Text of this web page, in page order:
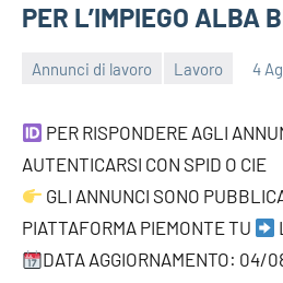
PER L’IMPIEGO ALBA
Annunci di lavoro Lavoro 4
PER RISPONDERE AGLI
AUTENTICARSI CON SPID O CIE
GLI ANNUNCI SONO
PIATTAFORMA PIEMONTE TU
DATA AGGIORNAMENTO: 04/